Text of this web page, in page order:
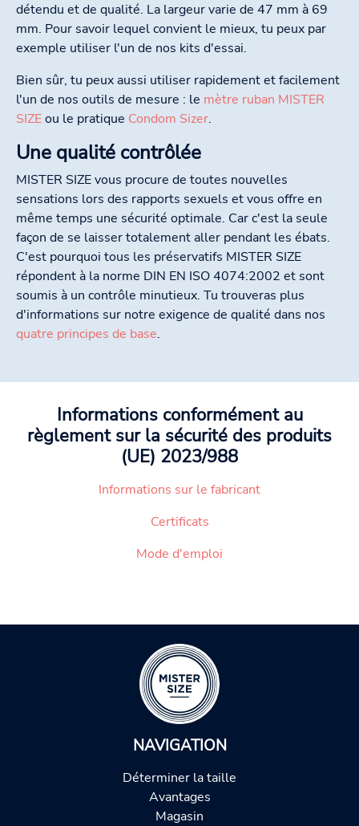
détendu et de qualité. La largeur varie de 47 mm à 69
mm. Pour savoir lequel convient le mieux, tu peux par
exemple utiliser l'un de nos kits d'essai.
Bien sûr, tu peux aussi utiliser rapidement et facilement
l'un de nos outils de mesure : le mètre ruban MISTER
SIZEou le pratique Condom Sizer.
Une qualité contrôlée
MISTER SIZE vous procure de toutes nouvelles
sensations lors des rapports sexuels et vous offre en
même temps une sécurité optimale. Car c'est la seule
façon de se laisser totalement aller pendant les ébats.
C'est pourquoi tous les préservatifs MISTER SIZE
répondent à la norme DIN EN ISO 4074:2002 et sont
soumis à un contrôle minutieux. Tu trouveras plus
d'informations sur notre exigence de qualité dans nos
quatre principes de base.
Informations conformément au
règlement sur la sécurité des produits
(UE) 2023/988
Informations sur le fabricant
Certificats
Mode d'emploi
NAVIGATION
Déterminer la taille
Avantages
Magasin